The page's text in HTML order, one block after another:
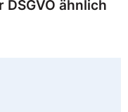
ähnlich